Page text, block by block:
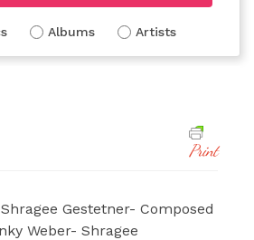
Albums Artists
Print
Gestetner- Composed
Weber- Shragee